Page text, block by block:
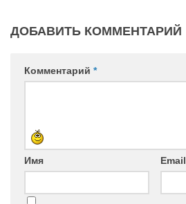
ДОБАВИТЬ КОММЕНТАРИЙ
Комментарий *
Имя Email